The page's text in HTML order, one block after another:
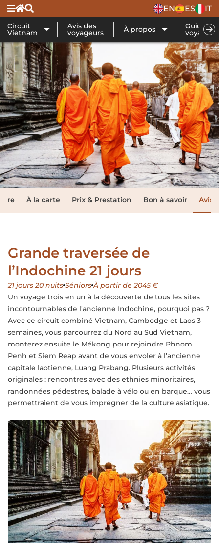
EN ES IT
Circuit
Vietnam
Avis des
voyageurs À propos Guide de
voyage
À la carte Prix & Prestation Bon à savoir Avis
Grande traversée de
l’Indochine 21 jours
21 jours 20 nuits Séniors À partir de 2045 €
Un voyage trois en un à la découverte de tous les sites
incontournables de l'ancienne Indochine, pourquoi pas ?
Avec ce circuit combiné Vietnam, Cambodge et Laos 3
semaines, vous parcourrez du Nord au Sud Vietnam,
monterez ensuite le Mékong pour rejoindre Phnom
Penh et Siem Reap avant de vous envoler à l’ancienne
capitale laotienne, Luang Prabang. Plusieurs activités
originales : rencontres avec des ethnies minoritaires,
randonnées pédestres, balade à vélo ou en barque… vous
permettraient de vous imprégner de la culture asiatique.